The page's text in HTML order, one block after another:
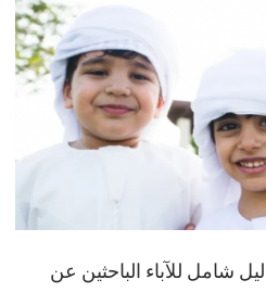
شامل للآباء الباحثين عن